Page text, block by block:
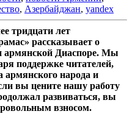
, Азербайджан, yandex
тридцати лет
рассказывает о
армянской Диаспоре. Мы
поддержке читателей,
армянского народа и
вы цените нашу работу
развиваться, вы
взносом.